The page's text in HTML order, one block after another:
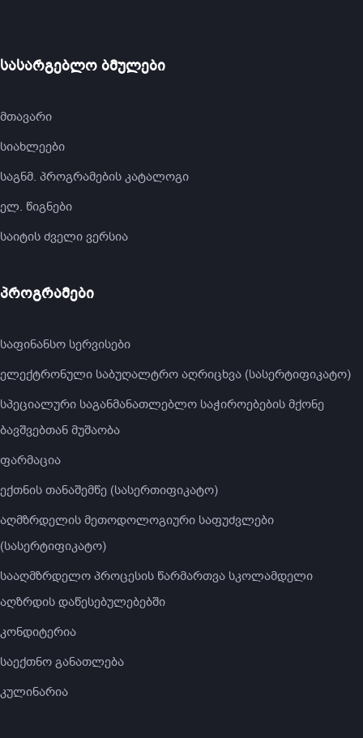
სასარგებლო ბმულები
მთავარი
სიახლეები
საგნმ. პროგრამების კატალოგი
ელ. წიგნები
საიტის ძველი ვერსია
პროგრამები
საფინანსო სერვისები
ელექტრონული საბუღალტრო აღრიცხვა (სასერტიფიკატო)
სპეციალური საგანმანათლებლო საჭიროებების მქონე
ბავშვებთან მუშაობა
ფარმაცია
ექთნის თანაშემწე (სასერთიფიკატო)
აღმზრდელის მეთოდოლოგიური საფუძვლები
(სასერტიფიკატო)
სააღმზრდელო პროცესის წარმართვა სკოლამდელი
აღზრდის დაწესებულებებში
კონდიტერია
საექთნო განათლება
კულინარია